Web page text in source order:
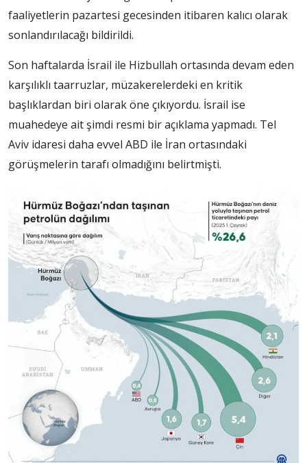
faaliyetlerin pazartesi gecesinden itibaren kalıcı olarak
sonlandırılacağı bildirildi.
Son haftalarda İsrail ile Hizbullah ortasında devam eden
karşılıklı taarruzlar, müzakerelerdeki en kritik
başlıklardan biri olarak öne çıkıyordu. İsrail ise
muahedeye ait şimdi resmi bir açıklama yapmadı. Tel
Aviv idaresi daha evvel ABD ile İran ortasındaki
görüşmelerin tarafı olmadığını belirtmişti.